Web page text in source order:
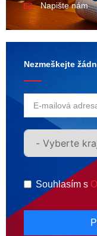
Napište nám
Nezmeškejte
Souhlasím s